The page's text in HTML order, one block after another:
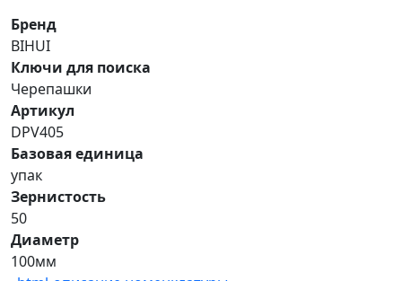
Бренд
BIHUI
Ключи для поиска
Черепашки
Артикул
DPV405
Базовая единица
упак
Зернистость
50
Диаметр
100мм